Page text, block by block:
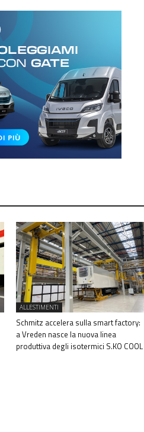
ALLESTIMENTI
Schmitz accelera sulla smart factory:
a Vreden nasce la nuova linea
produttiva degli isotermici S.KO COOL